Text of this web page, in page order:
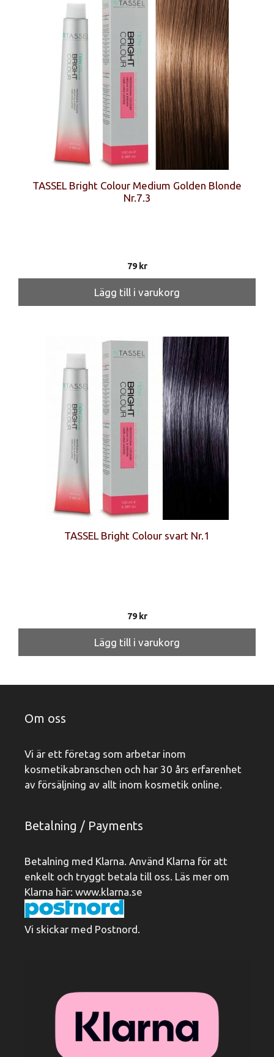
TASSEL Bright Colour Medium Golden Blonde
Nr.7.3
79kr
Lägg till i varukorg
TASSEL Bright Colour svart Nr.1
79kr
Lägg till i varukorg
Om oss
Vi är ett företag som arbetar inom
kosmetikabranschen och har 30 års erfarenhet
av försäljning av allt inom kosmetik online.
Betalning / Payments
Betalning med Klarna. Använd Klarna för att
enkelt och tryggt betala till oss. Läs mer om
Klarna här: www.klarna.se
Vi skickar med Postnord.